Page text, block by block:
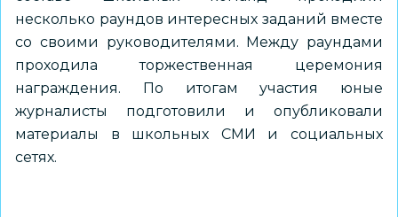
несколько раундов интересных заданий вместе
со своими руководителями. Между раундами
проходила торжественная церемония
награждения. По итогам участия юные
журналисты подготовили и опубликовали
материалы в школьных СМИ и социальных
сетях.